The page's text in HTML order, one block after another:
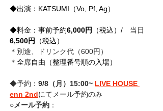
◆出演：KATSUMI（Vo, Pf, Ag）
◆料金：事前予約6,000円 （税込）/ 当日
6,500円
（税込）
＊別途、ドリンク代（600円）
＊ 全席自由（整理番号順の入場）
◆予約： 9/8 （月）15:00~ LIVE HOUSE
enn 2ndにてメール予約のみ
○メール予約 ：